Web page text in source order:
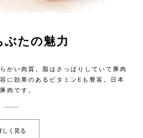
ぶたの魅力
かい肉質。脂はさっぱりしていて豚肉
に効果のあるビタミンEも豊富。日本
肉です。
しく見る